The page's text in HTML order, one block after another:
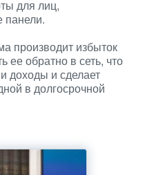
для лиц,
панели.
производит избыток
ее обратно в сеть, что
доходы и сделает
в долгосрочной